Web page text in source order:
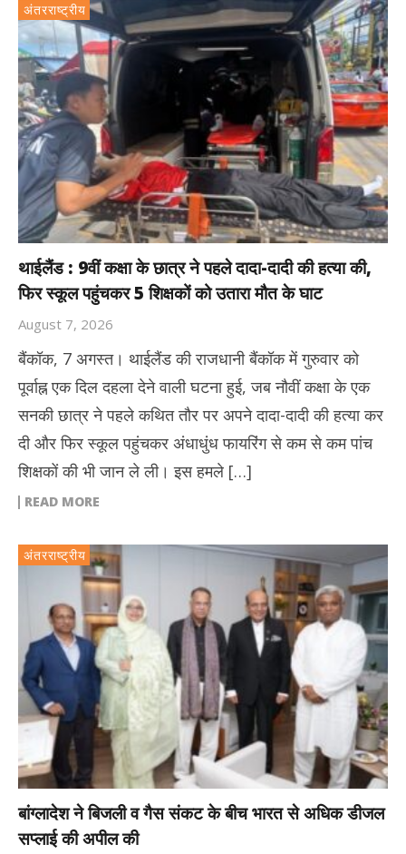
अंतरराष्ट्रीय
थाईलैंड : 9वीं कक्षा के छात्र ने पहले दादा-दादी की हत्या की,
फिर स्कूल पहुंचकर 5 शिक्षकों को उतारा मौत के घाट
August 7, 2026
बैंकॉक, 7 अगस्त। थाईलैंड की राजधानी बैंकॉक में गुरुवार को
पूर्वाह्न एक दिल दहला देने वाली घटना हुई, जब नौवीं कक्षा के एक
सनकी छात्र ने पहले कथित तौर पर अपने दादा-दादी की हत्या कर
दी और फिर स्कूल पहुंचकर अंधाधुंध फायरिंग से कम से कम पांच
शिक्षकों की भी जान ले ली। इस हमले […]
READ MORE
अंतरराष्ट्रीय
बांग्लादेश ने बिजली व गैस संकट के बीच भारत से अधिक डीजल
सप्लाई की अपील की